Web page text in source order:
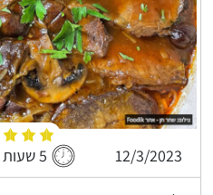
12/3/2023 5 שעות ו-20 דקות